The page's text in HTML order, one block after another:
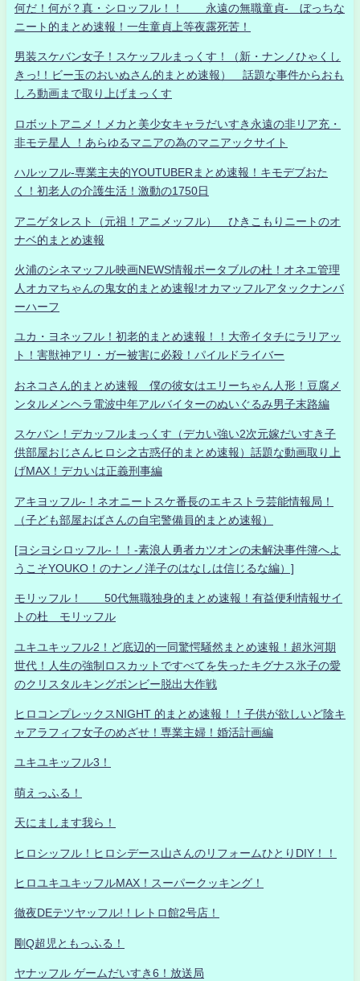
何だ！何が？真・シロッフル！！ 永遠の無職童貞- ぼっちな
ニート的まとめ速報！一生童貞上等夜露死苦！
男装スケバン女子！スケッフルまっくす！（新・ナンノひゃくし
きっ!！ビー玉のおいぬさん的まとめ速報） 話題な事件からおも
しろ動画まで取り上げまっくす
ロボットアニメ！メカと美少女キャラだいすき永遠の非リア充・
非モテ星人 ！あらゆるマニアの為のマニアックサイト
ハルッフル-専業主夫的YOUTUBERまとめ速報！キモデブおた
く！初老人の介護生活！激動の1750日
アニゲタレスト（元祖！アニメッフル） ひきこもりニートのオ
ナベ的まとめ速報
火浦のシネマッフル映画NEWS情報ポータブルの杜！オネエ管理
人オカマちゃんの鬼女的まとめ速報!オカマッフルアタックナンバ
ーハーフ
ユカ・ヨネッフル！初老的まとめ速報！！大帝イタチにラリアッ
ト！害獣神アリ・ガー被害に必殺！パイルドライバー
おネコさん的まとめ速報 僕の彼女はエリーちゃん人形！豆腐メ
ンタルメンヘラ電波中年アルバイターのぬいぐるみ男子末路編
スケバン！デカッフルまっくす（デカい強い2次元嫁だいすき子
供部屋おじさんヒロシ之古惑仔的まとめ速報）話題な動画取り上
げMAX！デカいは正義刑事編
アキヨッフル-！ネオニートスケ番長のエキストラ芸能情報局！
（子ども部屋おばさんの自宅警備員的まとめ速報）
[ヨシヨシロッフル-！！-素浪人勇者カツオンの未解決事件簿へよ
うこそYOUKO！のナンノ洋子のはなしは信じるな編）]
モリッフル！ 50代無職独身的まとめ速報！有益便利情報サイ
トの杜 モリッフル
ユキユキッフル2！ど底辺的一同驚愕騒然まとめ速報！超氷河期
世代！人生の強制ロスカットですべてを失ったキグナス氷子の愛
のクリスタルキングボンビー脱出大作戦
ヒロコンプレックスNIGHT 的まとめ速報！！子供が欲しいど陰キ
ャアラフィフ女子のめざせ！専業主婦！婚活計画編
ユキユキッフル3！
萌えっふる！
天にまします我ら！
ヒロシッフル！ヒロシデース山さんのリフォームひとりDIY！！
ヒロユキユキッフルMAX！スーパークッキング！
徹夜DEテツヤッフル!！レトロ館2号店！
剛Q超児ともっふる！
ヤナッフル ゲームだいすき6！放送局